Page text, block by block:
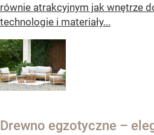
równie atrakcyjnym jak wnętrze
technologie i materiały...
Drewno egzotyczne –